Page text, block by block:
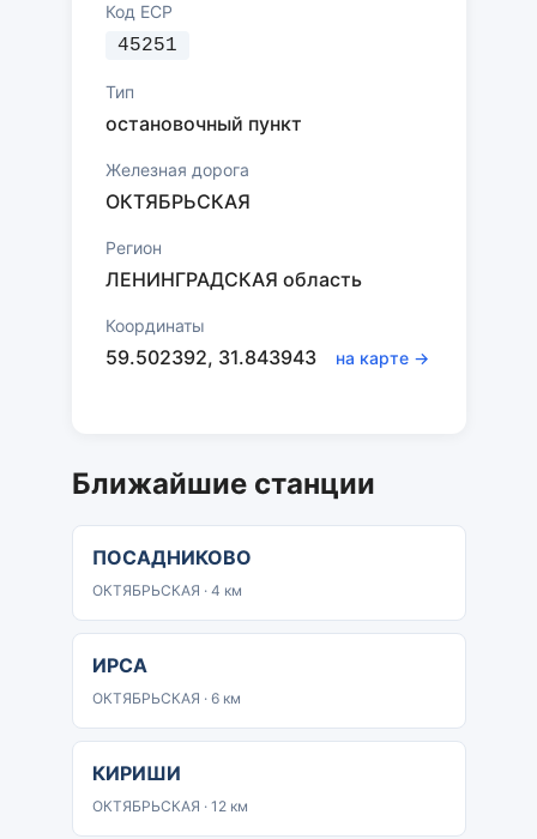
Код ЕСР
45251
Тип
остановочный пункт
Железная дорога
ОКТЯБРЬСКАЯ
Регион
ЛЕНИНГРАДСКАЯ область
Координаты
59.502392, 31.843943 на карте →
Ближайшие станции
ПОСАДНИКОВО
ОКТЯБРЬСКАЯ · 4 км
ИРСА
ОКТЯБРЬСКАЯ · 6 км
КИРИШИ
ОКТЯБРЬСКАЯ · 12 км